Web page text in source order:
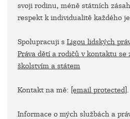
svoji rodinu, méně státních
respekt k individualitě každého
Spolupracuji s Ligou lidských práv
Práva dětí a rodičů v kontaktu se
školstvím a státem
Kontakt na mě: [email protected].
Informace o mých službách a